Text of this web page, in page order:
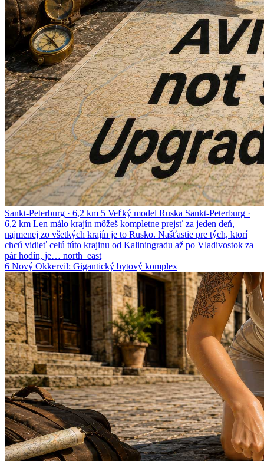
Sankt-Peterburg · 6,2 km 5 Veľký model Ruska Sankt-Peterburg ·
6,2 km Len málo krajín môžeš kompletne prejsť za jeden deň,
najmenej zo všetkých krajín je to Rusko. Našťastie pre tých, ktorí
chcú vidieť celú túto krajinu od Kaliningradu až po Vladivostok za
pár hodín, je… north_east
6 Nový Okkervil: Gigantický bytový komplex